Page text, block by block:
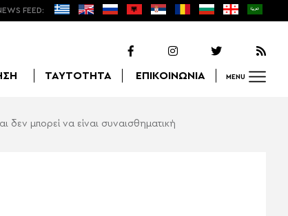
FEED:
ΤΑΥΤΟΤΗΤΑ ΕΠΙΚΟΙΝΩΝΙΑ MENU
Αναζήτηση
μπορεί να είναι συναισθηματική